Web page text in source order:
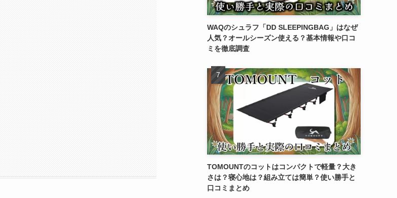
WAQのシュラフ「DD SLEEPINGBAG」はなぜ
人気？オールシーズン使える？基本情報や口コ
ミを徹底調査
TOMOUNTのコットはコンパクトで軽量？大き
さは？寝心地は？組み立ては簡単？使い勝手と
口コミまとめ